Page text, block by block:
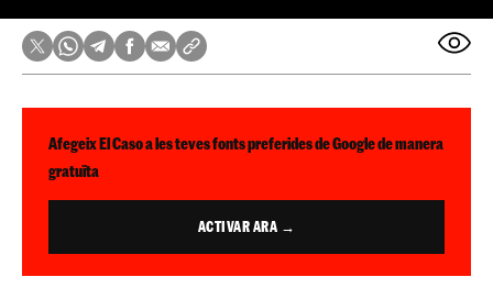
Afegeix El Caso a les teves fonts preferides de Google de manera
gratuïta
ACTIVAR ARA →